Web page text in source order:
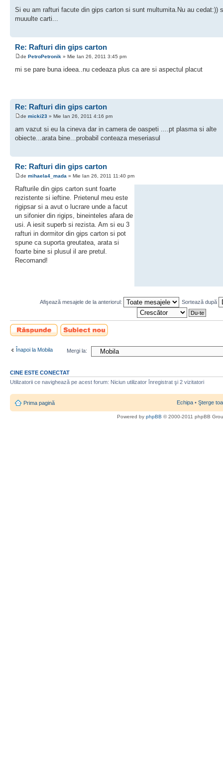
Si eu am rafturi facute din gips carton si sunt multumita.Nu au cedat:))
muuulte carti...
Re: Rafturi din gips carton
de PetroPetronik » Mie Ian 26, 2011 3:45 pm
mi se pare buna ideea..nu cedeaza plus ca are si aspectul placut
Re: Rafturi din gips carton
de micki23 » Mie Ian 26, 2011 4:16 pm
am vazut si eu la cineva dar in camera de oaspeti ....pt plasma si alte
obiecte...arata bine...probabil conteaza meseriasul
Re: Rafturi din gips carton
de mihaela4_mada » Mie Ian 26, 2011 11:40 pm
Rafturile din gips carton sunt foarte
rezistente si ieftine. Prietenul meu este
rigipsar si a avut o lucrare unde a facut
un sifonier din rigips, bineinteles afara de
usi. A iesit superb si rezista. Am si eu 3
rafturi in dormitor din gips carton si pot
spune ca suporta greutatea, arata si
foarte bine si plusul il are pretul.
Recomand!
Afişează mesajele de la anteriorul: Sortează după
Scrie un răspuns
Scrie un subiect
nou
Înapoi la Mobila Mergi la:
CINE ESTE CONECTAT
Utilizatorii ce navighează pe acest forum: Niciun utilizator înregistrat şi 2 vizitatori
Prima pagină Echipa • Şterge
Powered by phpBB © 2000-2011 phpBB